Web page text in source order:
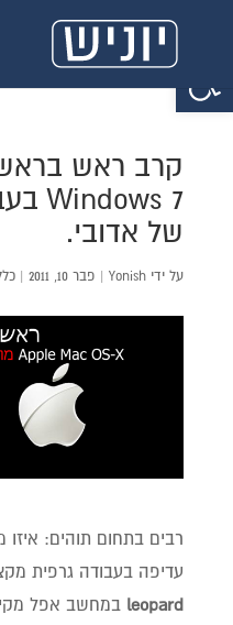
פתח סרגל נגישות
של אדובי.
על ידי Yonish
| פבר 10, 2011 |
רבים בתחום תוהים:
עדיפה בעבודה גרפית
leopard במחשב אפל